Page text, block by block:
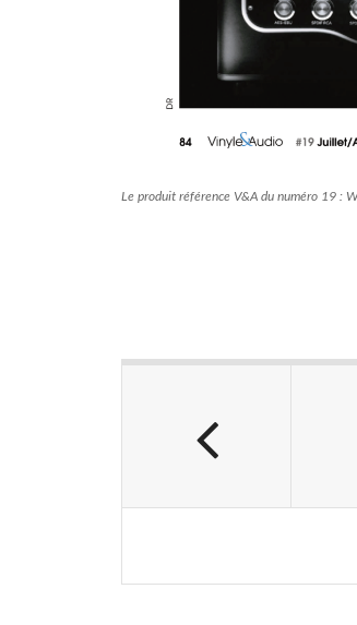
Le produit référence V&A du numéro 19 :